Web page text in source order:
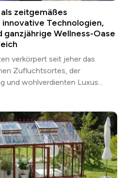
zeitgemäßes
Technologien,
ganzjährige Wellness-Oase
verkörpert seit jeher das
Zufluchtsortes, der
und wohlverdienten Luxus...